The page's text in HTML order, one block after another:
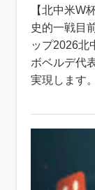
【北中米W
史的一戦目
ップ2026北
ボベルデ代
実現します